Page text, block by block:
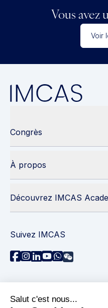
Vous avez
Voir
Congrès
À propos
Découvrez IMCAS
Suivez IMCAS